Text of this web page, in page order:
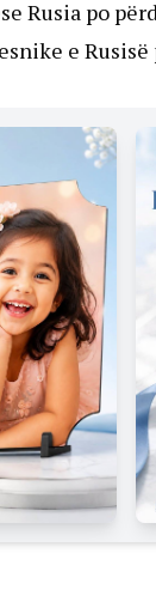
Rusia po
e Rusisë